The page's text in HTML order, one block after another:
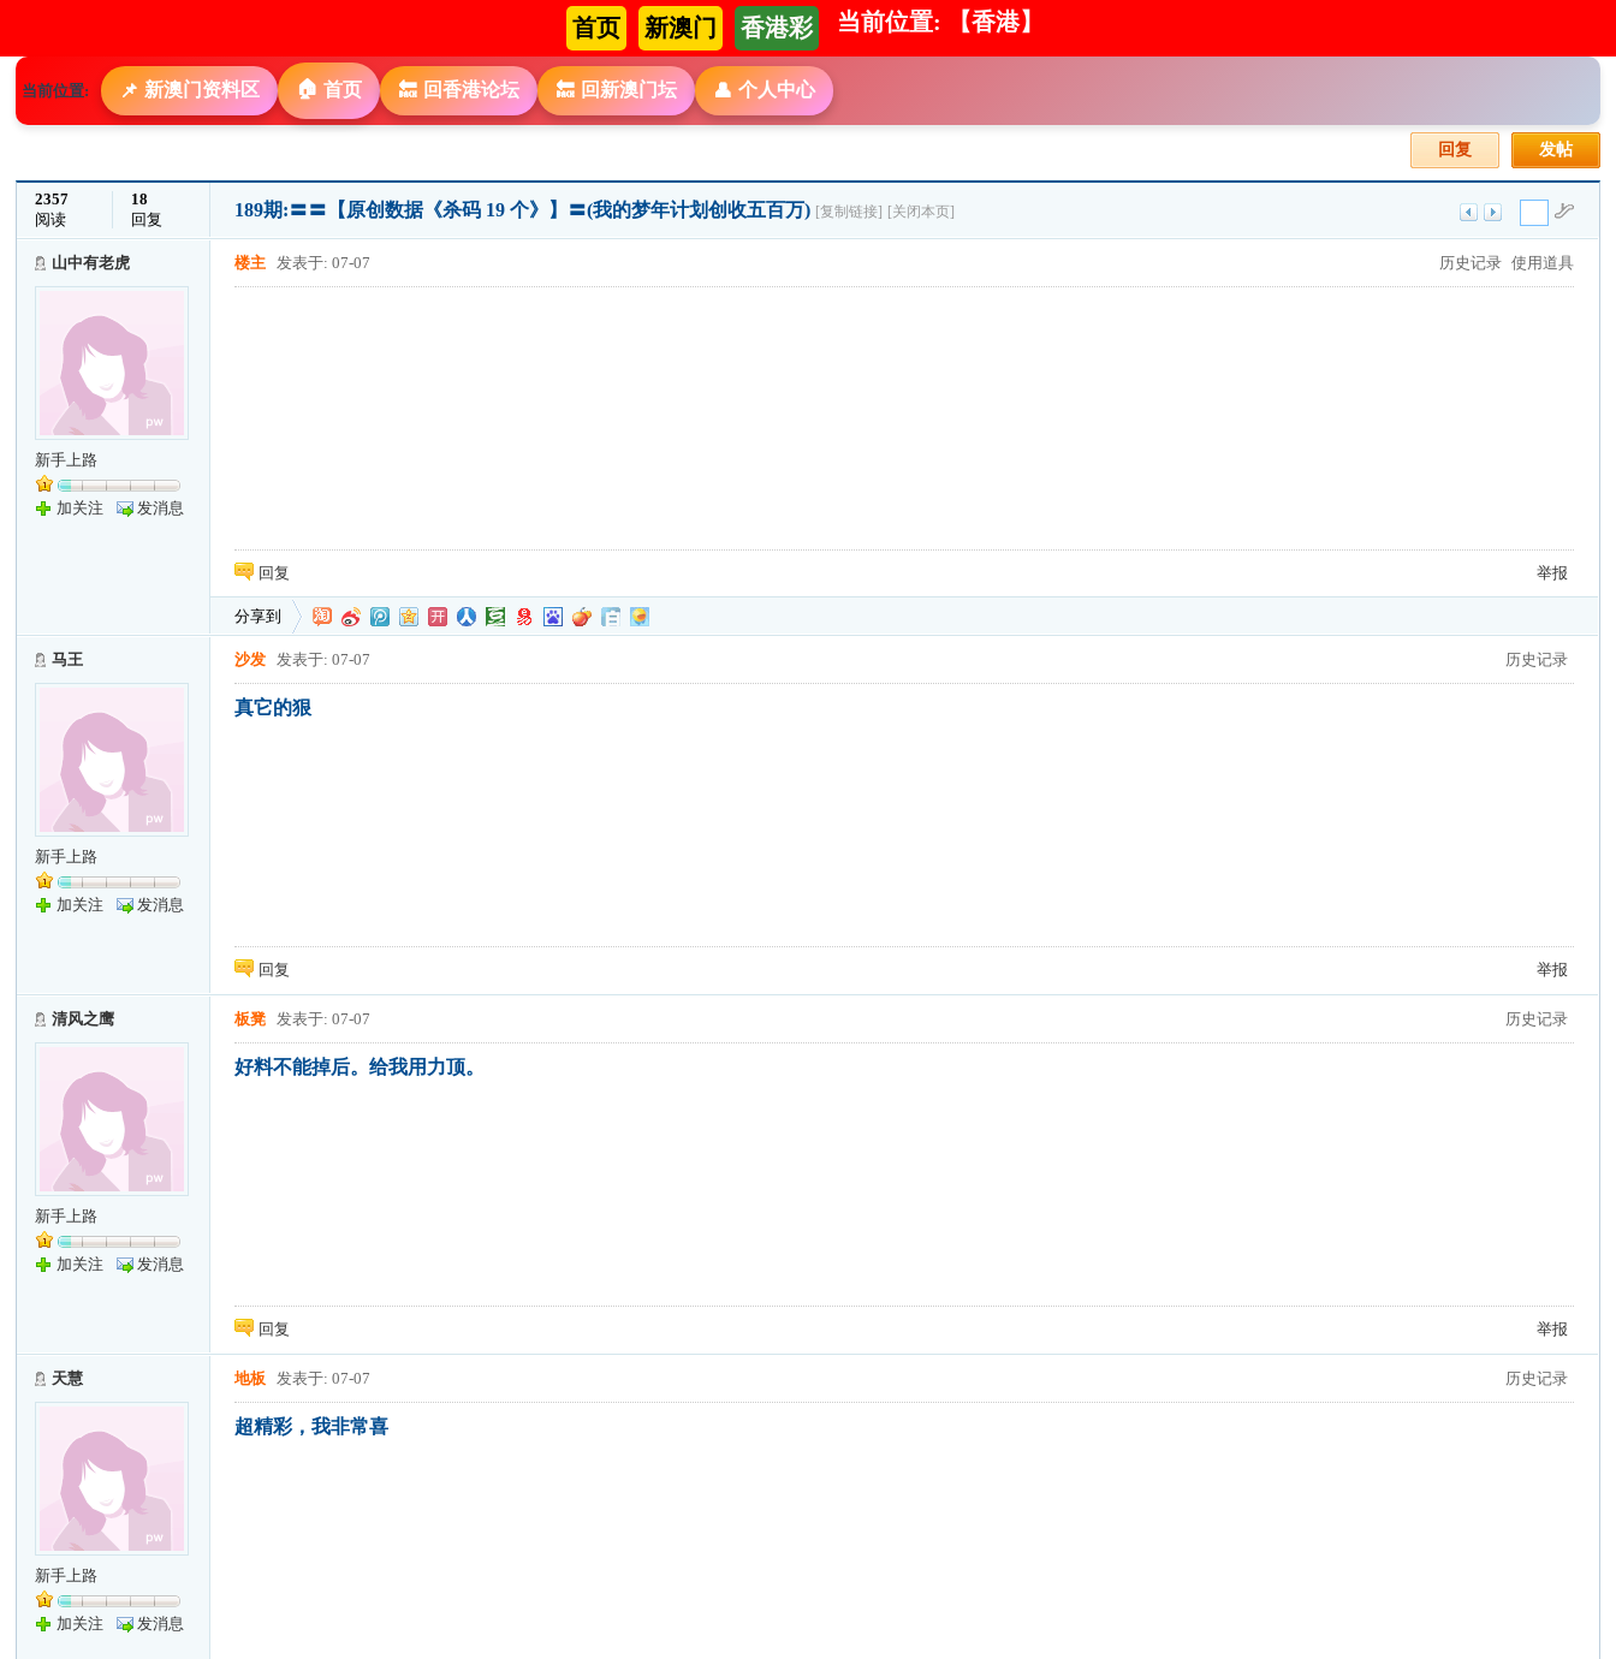
首页 新澳门 香港彩 当前位置: 【香港】
当前位置: 📌 新澳门资料区 🏠 首页 🔙 回香港论坛 🔙 回新澳门坛 👤 个人中心
发帖
回复
2357
阅读
18
回复
189期:〓〓【原创数据《杀码 19 个》】〓(我的梦年计划创收五百万) [复制链接] [关闭本页]
山中有老虎
新手上路
加关注 发消息
历史记录 使用道具
楼主 发表于: 07-07
回复 举报
分享到
马王
新手上路
加关注 发消息
历史记录
沙发 发表于: 07-07
真它的狠
回复 举报
清风之鹰
新手上路
加关注 发消息
历史记录
板凳 发表于: 07-07
好料不能掉后。给我用力顶。
回复 举报
天慧
新手上路
加关注 发消息
历史记录
地板 发表于: 07-07
超精彩，我非常喜